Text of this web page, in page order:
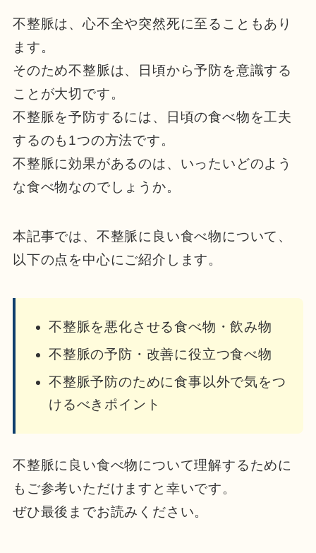
不整脈は、心不全や突然死に至ることもあり
ます。
そのため不整脈は、日頃から予防を意識する
ことが大切です。
不整脈を予防するには、日頃の食べ物を工夫
するのも1つの方法です。
不整脈に効果があるのは、いったいどのよう
な食べ物なのでしょうか。
本記事では、不整脈に良い食べ物について、
以下の点を中心にご紹介します。
不整脈を悪化させる食べ物・飲み物
不整脈の予防・改善に役立つ食べ物
不整脈予防のために食事以外で気をつ
けるべきポイント
不整脈に良い食べ物について理解するために
もご参考いただけますと幸いです。
ぜひ最後までお読みください。